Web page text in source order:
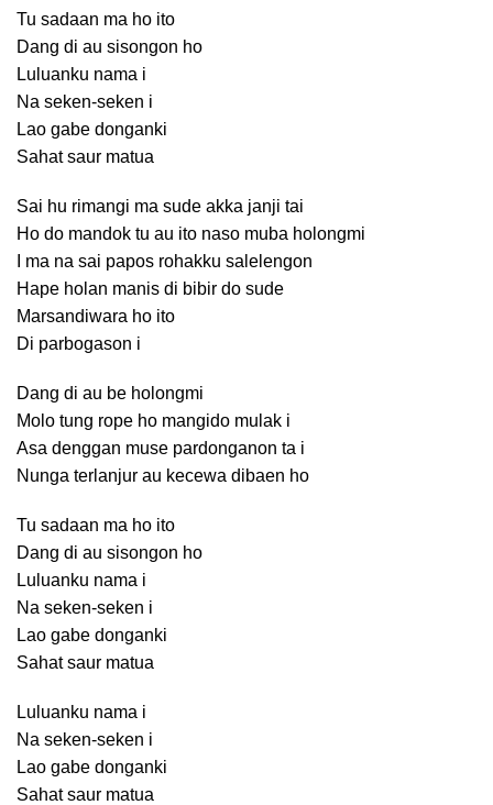
Tu sadaan ma ho ito
Dang di au sisongon ho
Luluanku nama i
Na seken-seken i
Lao gabe donganki
Sahat saur matua
Sai hu rimangi ma sude akka janji tai
Ho do mandok tu au ito naso muba holongmi
I ma na sai papos rohakku salelengon
Hape holan manis di bibir do sude
Marsandiwara ho ito
Di parbogason i
Dang di au be holongmi
Molo tung rope ho mangido mulak i
Asa denggan muse pardonganon ta i
Nunga terlanjur au kecewa dibaen ho
Tu sadaan ma ho ito
Dang di au sisongon ho
Luluanku nama i
Na seken-seken i
Lao gabe donganki
Sahat saur matua
Luluanku nama i
Na seken-seken i
Lao gabe donganki
Sahat saur matua